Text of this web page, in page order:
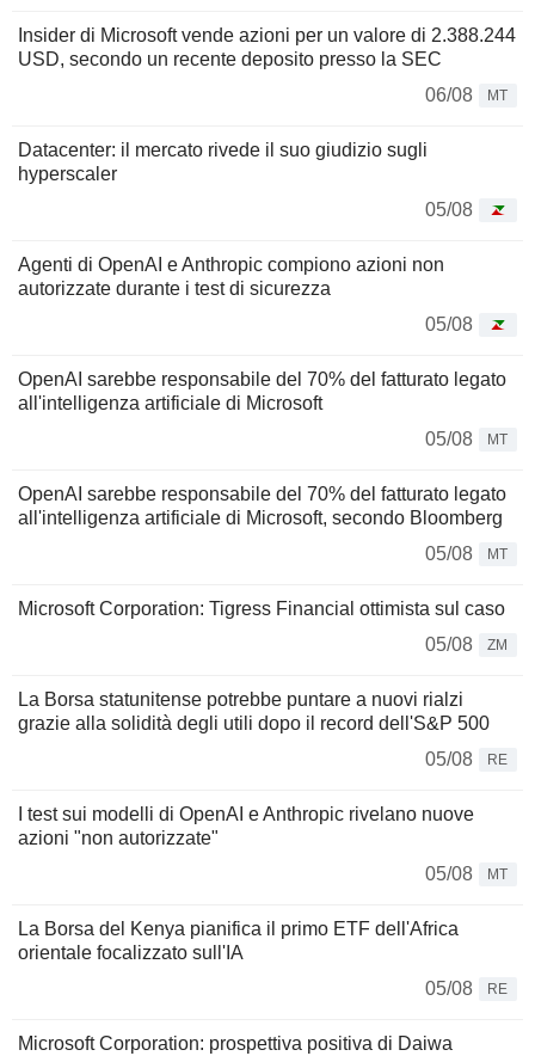
Insider di Microsoft vende azioni per un valore di 2.388.244
USD, secondo un recente deposito presso la SEC
06/08
MT
Datacenter: il mercato rivede il suo giudizio sugli
hyperscaler
05/08
Agenti di OpenAI e Anthropic compiono azioni non
autorizzate durante i test di sicurezza
05/08
OpenAI sarebbe responsabile del 70% del fatturato legato
all'intelligenza artificiale di Microsoft
05/08
MT
OpenAI sarebbe responsabile del 70% del fatturato legato
all'intelligenza artificiale di Microsoft, secondo Bloomberg
05/08
MT
Microsoft Corporation: Tigress Financial ottimista sul caso
05/08
ZM
La Borsa statunitense potrebbe puntare a nuovi rialzi
grazie alla solidità degli utili dopo il record dell'S&P 500
05/08
RE
I test sui modelli di OpenAI e Anthropic rivelano nuove
azioni "non autorizzate"
05/08
MT
La Borsa del Kenya pianifica il primo ETF dell'Africa
orientale focalizzato sull'IA
05/08
RE
Microsoft Corporation: prospettiva positiva di Daiwa